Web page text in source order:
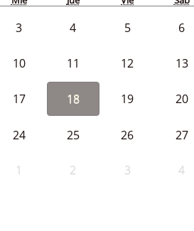
Mié Jue Vie Sáb
3 4 5 6
10 11 12 13
17 18 19 20
24 25 26 27
1 2 3 4